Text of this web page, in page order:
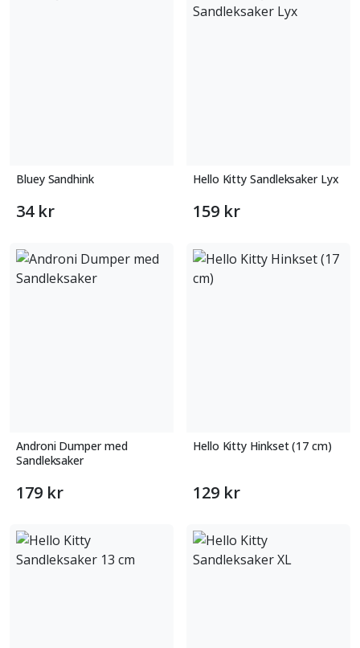
Bluey Sandhink
34 kr
Hello Kitty Sandleksaker Lyx
159 kr
Androni Dumper med
Sandleksaker
179 kr
Hello Kitty Hinkset (17 cm)
129 kr